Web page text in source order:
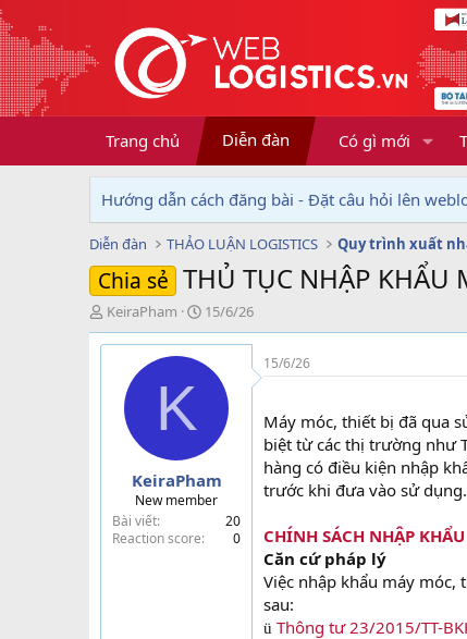
Trang chủ Diễn đàn Có gì mới
Hướng dẫn cách đăng bài - Đặt câu hỏi lên
Diễn đàn THẢO LUẬN LOGISTICS Quy trình xuất
Chia sẻ THỦ TỤC NHẬP KHẨU
T
h
r
KeiraPham
N
g
à
y
15/6/26
K
KeiraPham
New member
Bài viết
20
Reaction score
0
15/6/26
Máy móc, thiết bị đã qua
biệt từ các thị trường như
hàng có điều kiện nhập
trước khi đưa vào sử dụng.
CHÍNH SÁCH NHẬP
Căn cứ pháp lý
Việc nhập khẩu máy móc,
sau:
ü Thông tư 23/2015/TT-